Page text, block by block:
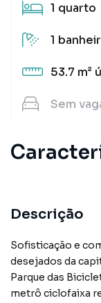
1 quarto
1
53.7 m²
Sem
Descrição
Sofisticação e
desejados da
Parque das
metrô ciclofaixa